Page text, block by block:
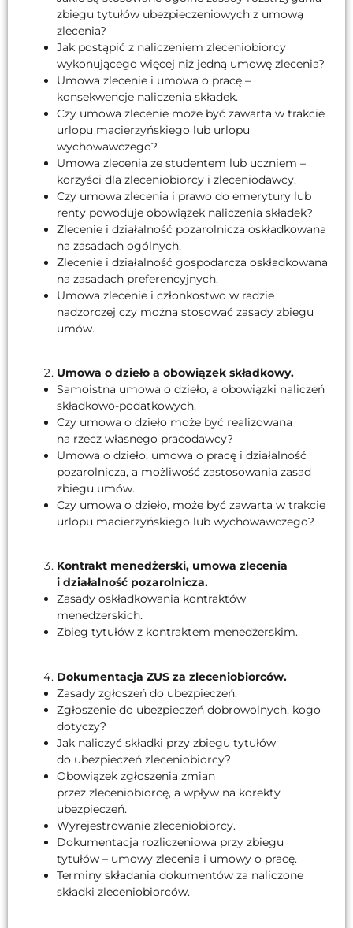
zbiegu tytułów ubezpieczeniowych z umową
zlecenia?
Jak postąpić z naliczeniem zleceniobiorcy
wykonującego więcej niż jedną umowę zlecenia?
Umowa zlecenie i umowa o pracę –
konsekwencje naliczenia składek.
Czy umowa zlecenie może być zawarta w trakcie
urlopu macierzyńskiego lub urlopu
wychowawczego?
Umowa zlecenia ze studentem lub uczniem –
korzyści dla zleceniobiorcy i zleceniodawcy.
Czy umowa zlecenia i prawo do emerytury lub
renty powoduje obowiązek naliczenia składek?
Zlecenie i działalność pozarolnicza oskładkowana
na zasadach ogólnych.
Zlecenie i działalność gospodarcza oskładkowana
na zasadach preferencyjnych.
Umowa zlecenie i członkostwo w radzie
nadzorczej czy można stosować zasady zbiegu
umów.
Umowa o dzieło a obowiązek składkowy.
Samoistna umowa o dzieło, a obowiązki naliczeń
składkowo-podatkowych.
Czy umowa o dzieło może być realizowana
na rzecz własnego pracodawcy?
Umowa o dzieło, umowa o pracę i działalność
pozarolnicza, a możliwość zastosowania zasad
zbiegu umów.
Czy umowa o dzieło, może być zawarta w trakcie
urlopu macierzyńskiego lub wychowawczego?
Kontrakt menedżerski, umowa zlecenia
i działalność pozarolnicza.
Zasady oskładkowania kontraktów
menedżerskich.
Zbieg tytułów z kontraktem menedżerskim.
Dokumentacja ZUS za zleceniobiorców.
Zasady zgłoszeń do ubezpieczeń.
Zgłoszenie do ubezpieczeń dobrowolnych, kogo
dotyczy?
Jak naliczyć składki przy zbiegu tytułów
do ubezpieczeń zleceniobiorcy?
Obowiązek zgłoszenia zmian
przez zleceniobiorcę, a wpływ na korekty
ubezpieczeń.
Wyrejestrowanie zleceniobiorcy.
Dokumentacja rozliczeniowa przy zbiegu
tytułów – umowy zlecenia i umowy o pracę.
Terminy składania dokumentów za naliczone
składki zleceniobiorców.